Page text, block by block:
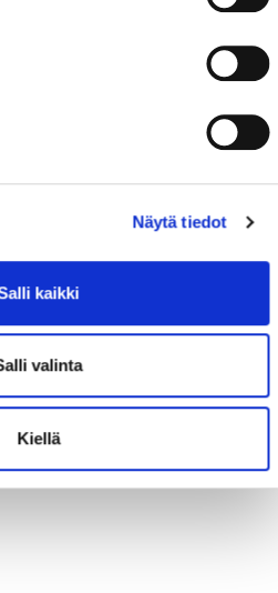
Näytä tiedot
kaikki
valinta
Kiellä